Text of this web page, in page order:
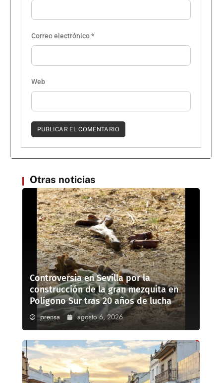
Correo electrónico*
Web
Otras noticias
Controversia en Sevilla por la
construcción de la gran mezquita en
Polígono Sur tras 20 años de lucha
prensa agosto 6, 2026